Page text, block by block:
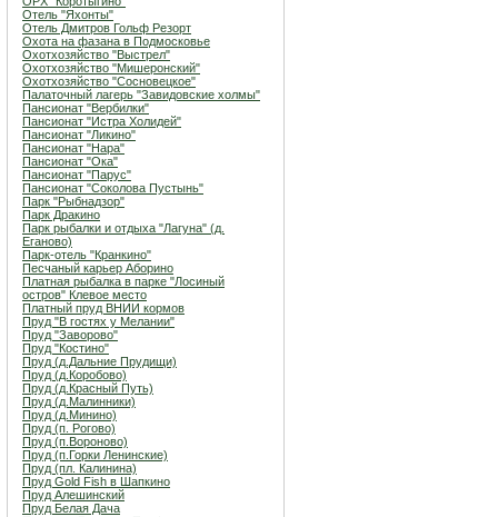
Отель "Яхонты"
Отель Дмитров Гольф Резорт
Охота на фазана в Подмосковье
Охотхозяйство "Выстрел"
Охотхозяйство "Мишеронский"
Охотхозяйство "Сосновецкое"
Палаточный лагерь "Завидовские холмы"
Пансионат "Вербилки"
Пансионат "Истра Холидей"
Пансионат "Ликино"
Пансионат "Нара"
Пансионат "Ока"
Пансионат "Парус"
Пансионат "Соколова Пустынь"
Парк "Рыбнадзор"
Парк Дракино
Парк рыбалки и отдыха "Лагуна" (д.
Еганово)
Парк-отель "Кранкино"
Песчаный карьер Аборино
Платная рыбалка в парке "Лосиный
остров" Клевое место
Платный пруд ВНИИ кормов
Пруд "В гостях у Мелании"
Пруд "Заворово"
Пруд "Костино"
Пруд (д.Дальние Прудищи)
Пруд (д.Коробово)
Пруд (д.Красный Путь)
Пруд (д.Малинники)
Пруд (д.Минино)
Пруд (п. Рогово)
Пруд (п.Вороново)
Пруд (п.Горки Ленинские)
Пруд (пл. Калинина)
Пруд Gold Fish в Шапкино
Пруд Алешинский
Пруд Белая Дача